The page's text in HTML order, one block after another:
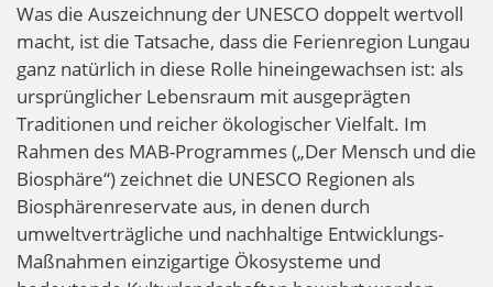
Was die Auszeichnung der UNESCO doppelt wertvoll
macht, ist die Tatsache, dass die Ferienregion Lungau
ganz natürlich in diese Rolle hineingewachsen ist: als
ursprünglicher Lebensraum mit ausgeprägten
Traditionen und reicher ökologischer Vielfalt. Im
Rahmen des MAB-Programmes („Der Mensch und die
Biosphäre“) zeichnet die UNESCO Regionen als
Biosphärenreservate aus, in denen durch
umweltverträgliche und nachhaltige Entwicklungs-
Maßnahmen einzigartige Ökosysteme und